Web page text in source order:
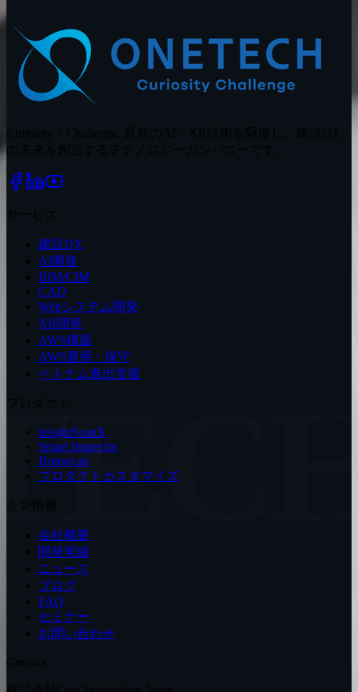
建設DX
AI開発
BIM/CIM
CAD
Webシステム開発
XR開発
AWS構築
AWS運用・保守
ベトナム進出支援
insightScanX
Smart Inspector
Housecan
プロダクトカスタマイズ
会社概要
開発実績
ニュース
ブログ
FAQ
セミナー
お問い合わせ